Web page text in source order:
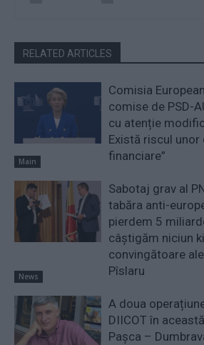
RELATED ARTICLES
Main
Comisia
comise de PSD-
cu atenție
Există riscul
financiare”
News
Sabotaj grav al
tabăra anti-
pierdem 5
câștigăm niciun
convingătoare
Pîslaru
A doua
DIICOT în
Pașca –